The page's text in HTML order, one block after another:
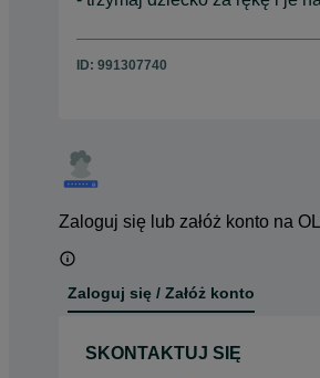
ID: 991307740
Zaloguj się lub załóż konto na
Zaloguj się / Załóż konto
SKONTAKTUJ SIĘ